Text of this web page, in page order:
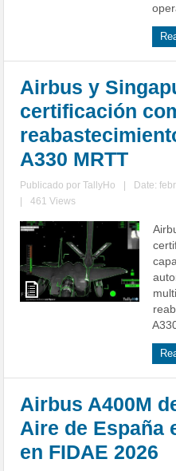
Airbus y
certificación
A330 MRTT
Publicado porTallyHo Date:
461 Views
Airbus A400M
Aire de España
en FIDAE 2026